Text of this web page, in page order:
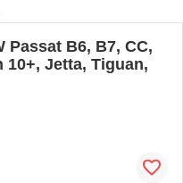
Passat B6, B7, CC,
10+, Jetta, Tiguan,